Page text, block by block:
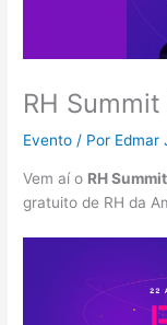
RH
Evento / Por Edmar
Vem aí o RH
gratuito de RH da